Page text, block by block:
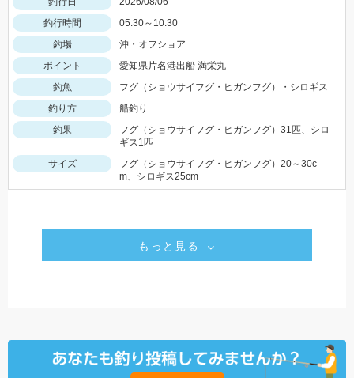
釣行時間
05:30～10:30
釣場
沖・オフショア
ポイント
愛知県片名港出船 満栄丸
釣魚
フグ（ショウサイフグ・ヒガンフグ）・シロギス
釣り方
船釣り
釣果
フグ（ショウサイフグ・ヒガンフグ）31匹、シロ
ギス1匹
サイズ
フグ（ショウサイフグ・ヒガンフグ）20～30c
m、シロギス25cm
もっと見る